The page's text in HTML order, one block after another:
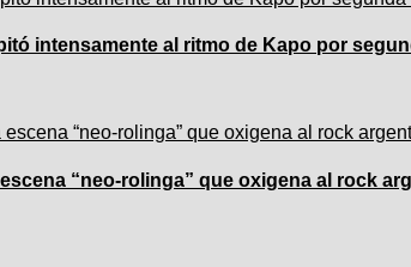
intensamente al ritmo de Kapo por
“neo-rolinga” que oxigena al rock